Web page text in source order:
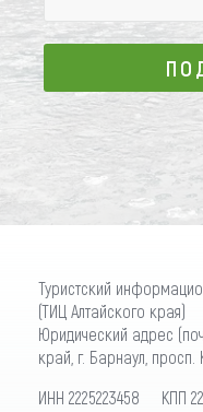
Туристский
(ТИЦ Алтайского края)
Юридический адрес
край, г. Барнаул,
ИНН 2225223458 КПП